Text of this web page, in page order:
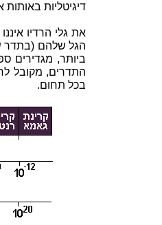
דיגיטליות באותות
את גלי הרדיו
הגל שלהם (בתדר
ביותר, מגדירים
התדרים, מקובל
בכל תחום.